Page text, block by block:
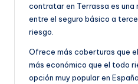
contratar en Terrassa es una
entre el seguro básico a
riesgo.
Ofrece más coberturas que
más económico que el todo
opción muy popular en España.